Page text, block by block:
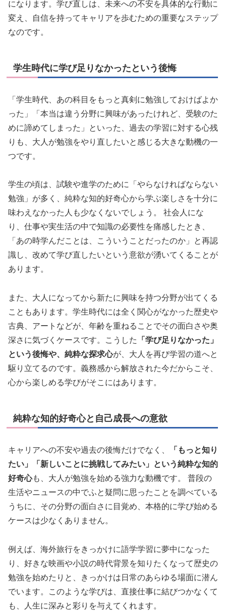
になります。学び直しは、未来への不安を具体的な行動に
変え、自信を持ってキャリアを歩むための重要なステップ
なのです。
学生時代に学び足りなかったという後悔
「学生時代、あの科目をもっと真剣に勉強しておけばよか
った」「本当は違う分野に興味があったけれど、受験のた
めに諦めてしまった」といった、過去の学習に対する心残
りも、大人が勉強をやり直したいと感じる大きな動機の一
つです。
学生の頃は、試験や進学のために「やらなければならない
勉強」が多く、純粋な知的好奇心から学ぶ楽しさを十分に
味わえなかった人も少なくないでしょう。 社会人にな
り、仕事や実生活の中で知識の必要性を痛感したとき、
「あの時学んだことは、こういうことだったのか」と再認
識し、改めて学び直したいという意欲が湧いてくることが
あります。
また、大人になってから新たに興味を持つ分野が出てくる
こともあります。学生時代には全く関心がなかった歴史や
古典、アートなどが、年齢を重ねることでその面白さや奥
深さに気づくケースです。こうした
「学び足りなかった」
という後悔や、純粋な探求心が、大人を再び学習の道へと
駆り立てるのです。義務感から解放された今だからこそ、
心から楽しめる学びがそこにはあります。
純粋な知的好奇心と自己成長への意欲
キャリアへの不安や過去の後悔だけでなく、
「もっと知り
たい」「新しいことに挑戦してみたい」という純粋な知的
好奇心も、大人が勉強を始める強力な動機です。 普段の
生活やニュースの中でふと疑問に思ったことを調べている
うちに、その分野の面白さに目覚め、本格的に学び始める
ケースは少なくありません。
例えば、海外旅行をきっかけに語学学習に夢中になった
り、好きな映画や小説の時代背景を知りたくなって歴史の
勉強を始めたりと、きっかけは日常のあらゆる場面に潜ん
でいます。このような学びは、直接仕事に結びつかなくて
も、人生に深みと彩りを与えてくれます。